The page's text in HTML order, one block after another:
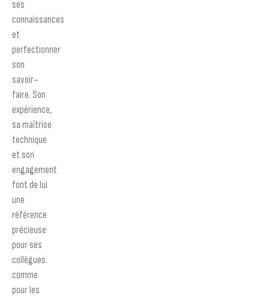
ses
connaissances
et
perfectionner
son
savoir-
faire. Son
expérience,
sa maîtrise
technique
et son
engagement
font de lui
une
référence
précieuse
pour ses
collègues
comme
pour les